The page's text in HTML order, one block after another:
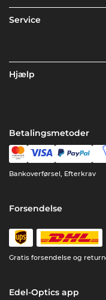
Service
Hjælp
Betalingsmetoder
Bankoverførsel, Efterkrav
Forsendelse
Gratis forsendelse og
Edel-Optics app